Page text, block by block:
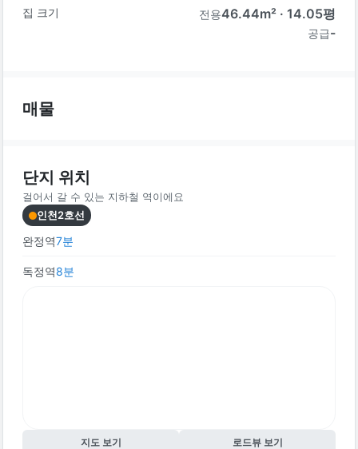
집 크기 전용46.44m² · 14.05평
공급-
매물
단지 위치
걸어서 갈 수 있는 지하철 역이에요
인천2호선
완정역7분
독정역8분
지도 보기 로드뷰 보기